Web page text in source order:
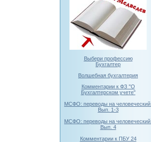
Выбери профессию
Бухгалтер
Волшебная бухгалтерия
Комментарии к ФЗ "О
Бухгалтерском учете"
МСФО: переводы на человеческий.
Вып. 1-3
МСФО: переводы на человеческий.
Вып. 4
Комментарии к ПБУ 24